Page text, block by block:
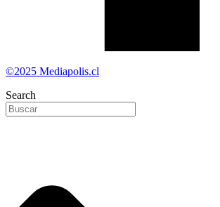
©2025 Mediapolis.cl
Search